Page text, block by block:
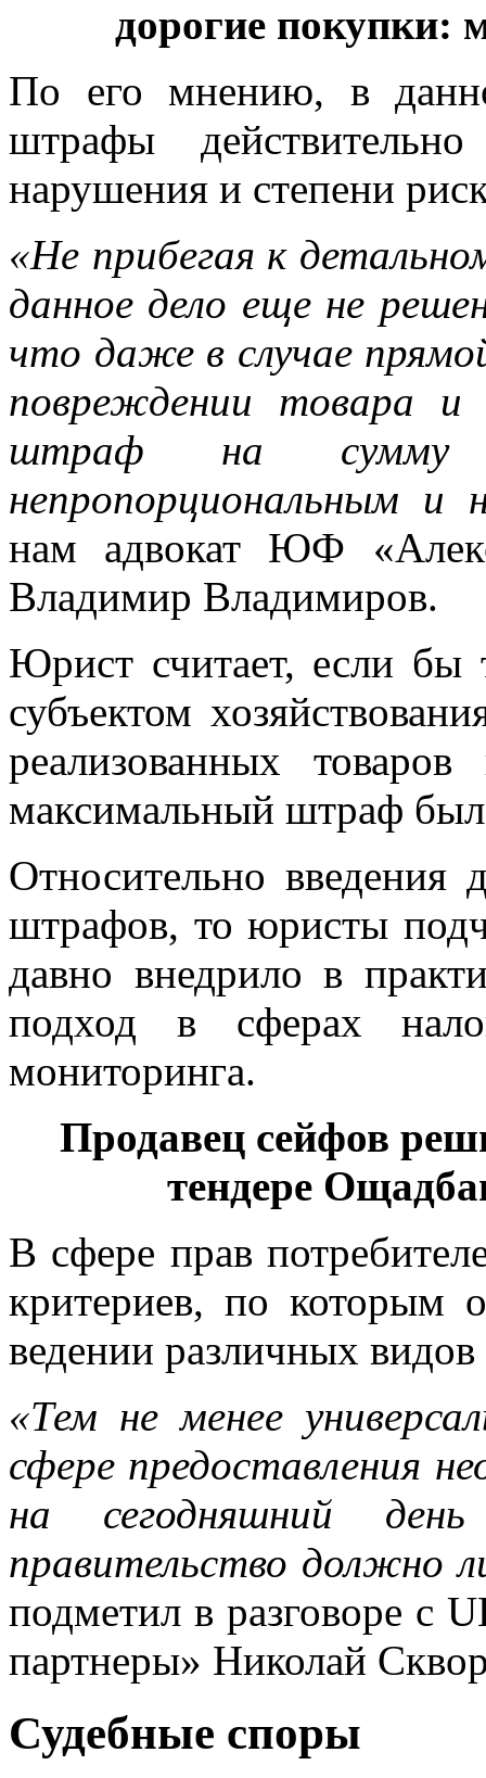
дорогие покупки:
По его мнению, в
штрафы
нарушения и степени
«Не прибегая к
данное дело еще не
что даже в случае
повреждении товара и
штраф на
непропорциональным и
нам адвокат ЮФ
Владимир Владимиров.
Юрист считает, если бы
субъектом
реализованных
максимальный штраф
Относительно введения
штрафов, то юристы
давно внедрило в
подход в сферах
мониторинга.
Продавец сейфов
тендере
В сфере прав
критериев, по которым
ведении различных видов
«Тем не менее
сфере предоставления
на сегодняшний
правительство должно
подметил в разговоре с
партнеры» Николай
Судебные споры